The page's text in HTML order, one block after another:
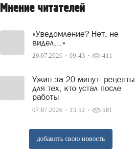
Мнение читателей
«Уведомление? Нет, не
видел…»
20.07.2026 09:43 411
Ужин за 20 минут: рецепты
для тех, кто устал после
работы
07.07.2026 23:52 581
добавить свою новость